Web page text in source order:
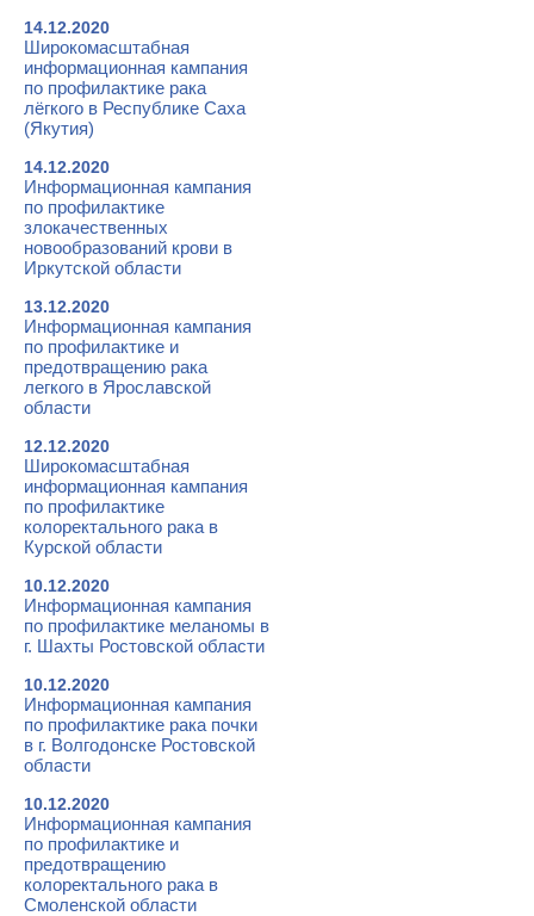
14.12.2020
Широкомасштабная
информационная кампания
по профилактике рака
лёгкого в Республике Саха
(Якутия)
14.12.2020
Информационная кампания
по профилактике
злокачественных
новообразований крови в
Иркутской области
13.12.2020
Информационная кампания
по профилактике и
предотвращению рака
легкого в Ярославской
области
12.12.2020
Широкомасштабная
информационная кампания
по профилактике
колоректального рака в
Курской области
10.12.2020
Информационная кампания
по профилактике меланомы в
г. Шахты Ростовской области
10.12.2020
Информационная кампания
по профилактике рака почки
в г. Волгодонске Ростовской
области
10.12.2020
Информационная кампания
по профилактике и
предотвращению
колоректального рака в
Смоленской области